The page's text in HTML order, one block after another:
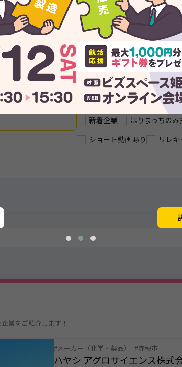
ブルーカラー トップ 服装自由！年間休日
神戸
新着企業 はりまっちのみ
ショート動画あり
リレ
業をご紹介します！
メーカー（化学・薬品） 赤穂市
ハヤシ アグロサイエンス株式